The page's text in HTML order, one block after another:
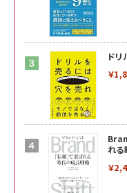
ド
￥
れ
￥